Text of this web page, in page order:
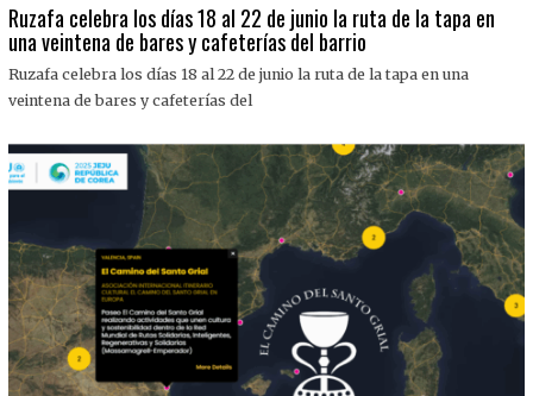
J
U
I
O
0
2
5
Ruzafa celebra los días 18 al 22 de junio la ruta de la tapa en
una veintena de bares y cafeterías del barrio
Ruzafa celebra los días 18 al 22 de junio la ruta de la tapa en una
veintena de bares y cafeterías del